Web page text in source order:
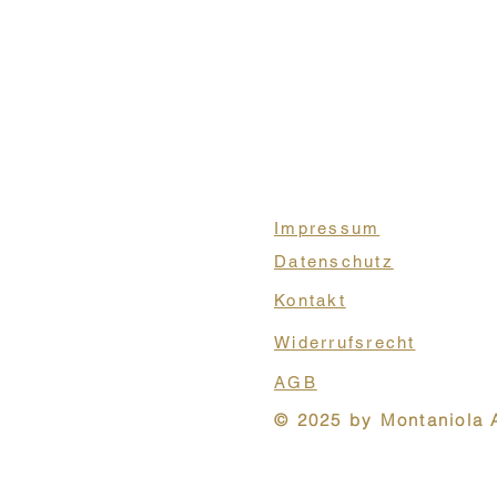
Impressum
Datenschutz
AGB
Kontakt
Widerrufsrecht
© 2025 by Montaniola